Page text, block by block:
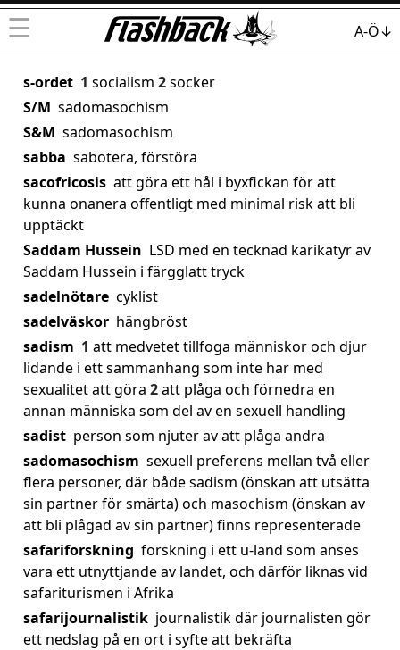
☰ A-Ö↓
s-ordet 1 socialism 2socker
S/M sadomasochism
S&M sadomasochism
sabba sabotera, förstöra
sacofricosis att göra ett hål i byxfickan för att
kunna onanera offentligt med minimal risk att bli
upptäckt
Saddam Hussein LSD med en tecknad karikatyr av
Saddam Hussein i färgglatt tryck
sadelnötare cyklist
sadelväskor hängbröst
sadism 1 att medvetet tillfoga människor och djur
lidande i ett sammanhang som inte har med
sexualitet att göra 2att plåga och förnedra en
annan människa som del av en sexuell handling
sadist person som njuter av att plåga andra
sadomasochism sexuell preferens mellan två eller
flera personer, där både sadism (önskan att utsätta
sin partner för smärta) och masochism (önskan av
att bli plågad av sin partner) finns representerade
safariforskning forskning i ett u-land som anses
vara ett utnyttjande av landet, och därför liknas vid
safariturismen i Afrika
safarijournalistik journalistik där journalisten gör
ett nedslag på en ort i syfte att bekräfta